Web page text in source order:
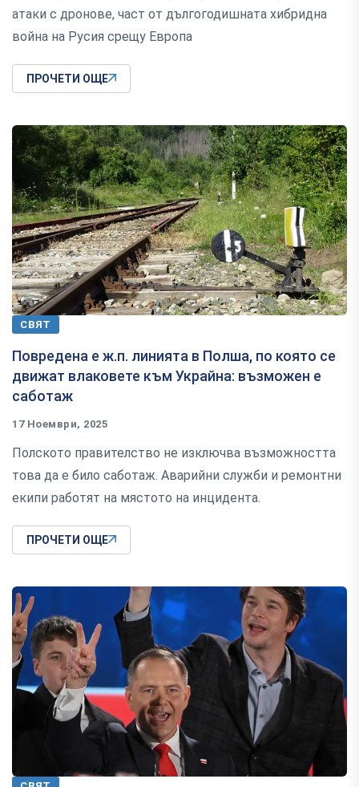
атаки с дронове, част от дългогодишната хибридна
война на Русия срещу Европа
ПРОЧЕТИ ОЩЕ
СВЯТ
Повредена е ж.п. линията в Полша, по която се
движат влаковете към Украйна: възможен е
саботаж
17 Ноември, 2025
Полското правителство не изключва възможността
това да е било саботаж. Аварийни служби и ремонтни
екипи работят на мястото на инцидента.
ПРОЧЕТИ ОЩЕ